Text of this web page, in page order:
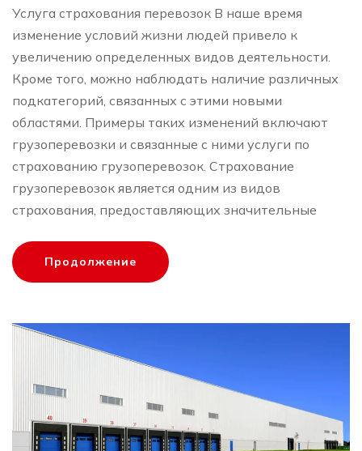
Услуга страхования перевозок В наше время
изменение условий жизни людей привело к
увеличению определенных видов деятельности.
Кроме того, можно наблюдать наличие различных
подкатегорий, связанных с этими новыми
областями. Примеры таких изменений включают
грузоперевозки и связанные с ними услуги по
страхованию грузоперевозок. Страхование
грузоперевозок является одним из видов
страхования, предоставляющих значительные
Продолжение